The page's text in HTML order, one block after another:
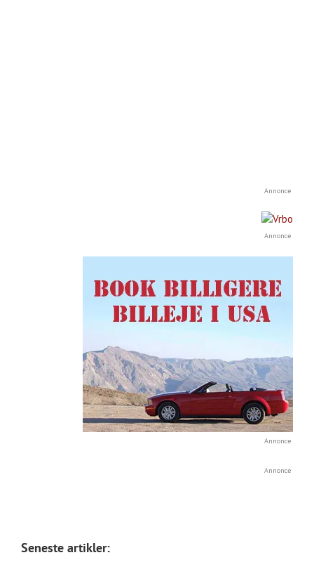
Annonce
Annonce
Annonce
Annonce
Seneste artikler: